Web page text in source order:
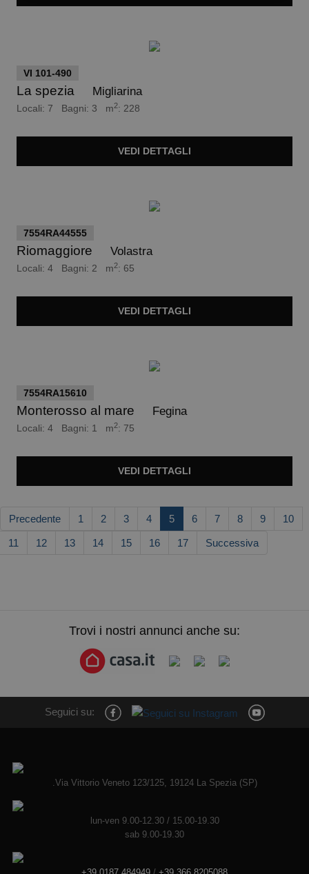
VI 101-490
La spezia Migliarina
Locali: 7 Bagni: 3 m2: 228
VEDI DETTAGLI
7554RA44555
Riomaggiore Volastra
Locali: 4 Bagni: 2 m2: 65
VEDI DETTAGLI
7554RA15610
Monterosso al mare Fegina
Locali: 4 Bagni: 1 m2: 75
VEDI DETTAGLI
Precedente 1 2 3 4 5 6 7 8 9 10
11 12 13 14 15 16 17 Successiva
Trovi i nostri annunci anche su:
Seguici su:
.Via Vittorio Veneto 123/125, 19124 La Spezia (SP)
lun-ven 9.00-12.30 / 15.00-19.30
sab 9.00-19.30